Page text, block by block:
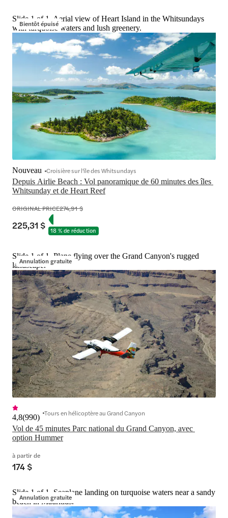
Bientôt épuisé
Slide 1 of 1, Aerial view of Heart Island in the Whitsundays
with turquoise waters and lush greenery.
Depuis Airlie Beach : Vol panoramique de 60 minutes des îles
Whitsunday et de Heart Reef
Nouveau Croisière sur l'île des Whitsundays
ORIGINAL PRICE274,91 $
225,31 $ 18 % de réduction
Annulation gratuite
Slide 1 of 1, Plane flying over the Grand Canyon's rugged
landscape.
Vol de 45 minutes Parc national du Grand Canyon, avec
option Hummer
4,8(990) Tours en hélicoptère au Grand Canyon
à partir de
174 $
Annulation gratuite
Slide 1 of 1, Seaplane landing on turquoise waters near a sandy
beach in Mauritius.